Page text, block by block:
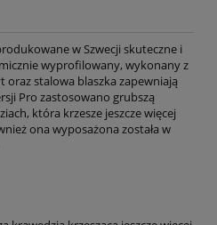
w Szwecji skuteczne i
wyprofilowany, wykonany z
stalowa blaszka zapewniają
Pro zastosowano grubszą
która krzesze jeszcze więcej
ona wyposażona została w